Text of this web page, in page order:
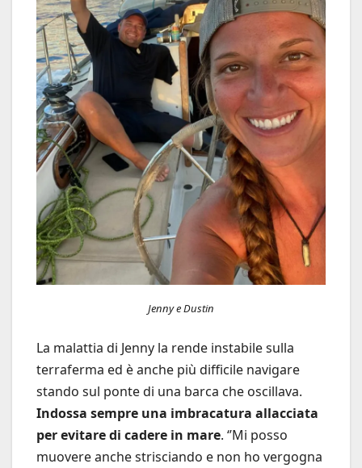
Jenny e Dustin
La malattia di Jenny la rende instabile sulla
terraferma ed è anche più difficile navigare
stando sul ponte di una barca che oscillava.
Indossa sempre una imbracatura allacciata
per evitare di cadere in mare. ‘’Mi posso
muovere anche strisciando e non ho vergogna